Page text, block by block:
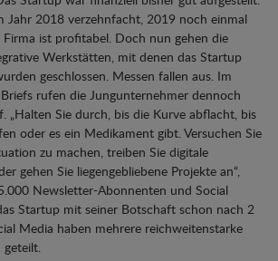
Jahr 2018 verzehnfacht, 2019 noch einmal
ist profitabel. Doch nun gehen die
Werkstätten, mit denen das Startup
geschlossen. Messen fallen aus. Im
rufen die Jungunternehmer dennoch
„Halten Sie durch, bis die Kurve abflacht, bis
oder es ein Medikament gibt. Versuchen Sie
zu machen, treiben Sie digitale
gehen Sie liegengebliebene Projekte an“,
Newsletter-Abonnenten und Social
Startup mit seiner Botschaft schon nach 2
Media haben mehrere reichweitenstarke